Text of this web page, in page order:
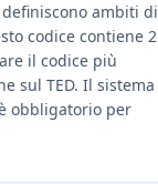
ambiti di
codice contiene 2
il codice più
sul TED. Il sistema
obbligatorio per